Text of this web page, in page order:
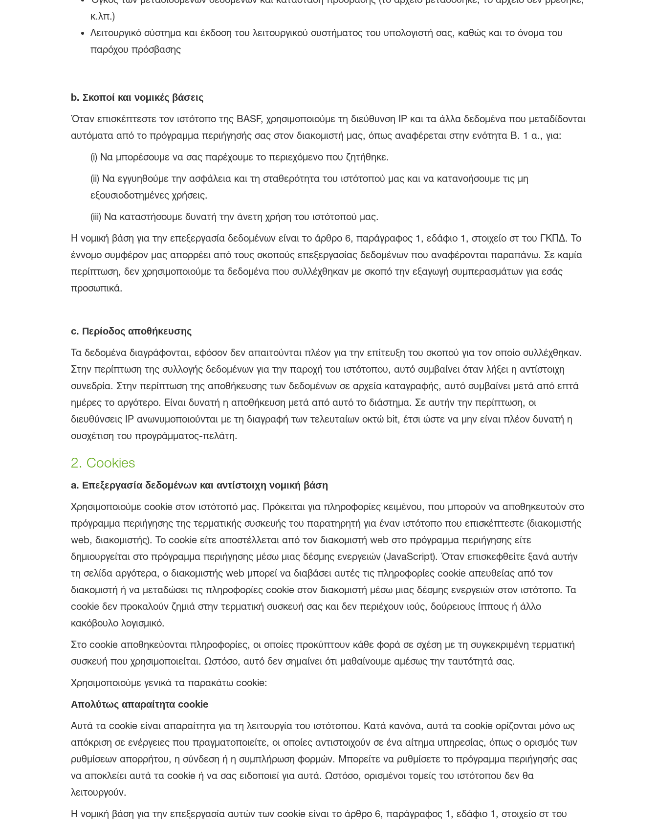
κ.λπ.)
Λειτουργικό σύστημα και έκδοση του λειτουργικού συστήματος του υπολογιστή σας, καθώς και το όνομα του
παρόχου πρόσβασης
b. Σκοποί και νομικές βάσεις
Όταν επισκέπτεστε τον ιστότοπο της BASF, χρησιμοποιούμε τη διεύθυνση IP και τα άλλα δεδομένα που μεταδίδονται
αυτόματα από το πρόγραμμα περιήγησής σας στον διακομιστή μας, όπως αναφέρεται στην ενότητα Β. 1 α., για:
(i) Να μπορέσουμε να σας παρέχουμε το περιεχόμενο που ζητήθηκε.
(ii) Να εγγυηθούμε την ασφάλεια και τη σταθερότητα του ιστότοπού μας και να κατανοήσουμε τις μη
εξουσιοδοτημένες χρήσεις.
(iii) Να καταστήσουμε δυνατή την άνετη χρήση του ιστότοπού μας.
Η νομική βάση για την επεξεργασία δεδομένων είναι το άρθρο 6, παράγραφος 1, εδάφιο 1, στοιχείο στ του ΓΚΠΔ. Το
έννομο συμφέρον μας απορρέει από τους σκοπούς επεξεργασίας δεδομένων που αναφέρονται παραπάνω. Σε καμία
περίπτωση, δεν χρησιμοποιούμε τα δεδομένα που συλλέχθηκαν με σκοπό την εξαγωγή συμπερασμάτων για εσάς
προσωπικά.
c. Περίοδος αποθήκευσης
Τα δεδομένα διαγράφονται, εφόσον δεν απαιτούνται πλέον για την επίτευξη του σκοπού για τον οποίο συλλέχθηκαν.
Στην περίπτωση της συλλογής δεδομένων για την παροχή του ιστότοπου, αυτό συμβαίνει όταν λήξει η αντίστοιχη
συνεδρία. Στην περίπτωση της αποθήκευσης των δεδομένων σε αρχεία καταγραφής, αυτό συμβαίνει μετά από επτά
ημέρες το αργότερο. Είναι δυνατή η αποθήκευση μετά από αυτό το διάστημα. Σε αυτήν την περίπτωση, οι
διευθύνσεις IP ανωνυμοποιούνται με τη διαγραφή των τελευταίων οκτώ bit, έτσι ώστε να μην είναι πλέον δυνατή η
συσχέτιση του προγράμματος-πελάτη.
2. Cookies
a. Επεξεργασία δεδομένων και αντίστοιχη νομική βάση
Χρησιμοποιούμε cookie στον ιστότοπό μας. Πρόκειται για πληροφορίες κειμένου, που μπορούν να αποθηκευτούν στο
πρόγραμμα περιήγησης της τερματικής συσκευής του παρατηρητή για έναν ιστότοπο που επισκέπτεστε (διακομιστής
web, διακομιστής). Το cookie είτε αποστέλλεται από τον διακομιστή web στο πρόγραμμα περιήγησης είτε
δημιουργείται στο πρόγραμμα περιήγησης μέσω μιας δέσμης ενεργειών (JavaScript). Όταν επισκεφθείτε ξανά αυτήν
τη σελίδα αργότερα, ο διακομιστής web μπορεί να διαβάσει αυτές τις πληροφορίες cookie απευθείας από τον
διακομιστή ή να μεταδώσει τις πληροφορίες cookie στον διακομιστή μέσω μιας δέσμης ενεργειών στον ιστότοπο. Τα
cookie δεν προκαλούν ζημιά στην τερματική συσκευή σας και δεν περιέχουν ιούς, δούρειους ίππους ή άλλο
κακόβουλο λογισμικό.
Στο cookie αποθηκεύονται πληροφορίες, οι οποίες προκύπτουν κάθε φορά σε σχέση με τη συγκεκριμένη τερματική
συσκευή που χρησιμοποιείται. Ωστόσο, αυτό δεν σημαίνει ότι μαθαίνουμε αμέσως την ταυτότητά σας.
Χρησιμοποιούμε γενικά τα παρακάτω cookie:
Απολύτως απαραίτητα cookie
Αυτά τα cookie είναι απαραίτητα για τη λειτουργία του ιστότοπου. Κατά κανόνα, αυτά τα cookie ορίζονται μόνο ως
απόκριση σε ενέργειες που πραγματοποιείτε, οι οποίες αντιστοιχούν σε ένα αίτημα υπηρεσίας, όπως ο ορισμός των
ρυθμίσεων απορρήτου, η σύνδεση ή η συμπλήρωση φορμών. Μπορείτε να ρυθμίσετε το πρόγραμμα περιήγησής σας
να αποκλείει αυτά τα cookie ή να σας ειδοποιεί για αυτά. Ωστόσο, ορισμένοι τομείς του ιστότοπου δεν θα
λειτουργούν.
Η νομική βάση για την επεξεργασία αυτών των cookie είναι το άρθρο 6, παράγραφος 1, εδάφιο 1, στοιχείο στ του